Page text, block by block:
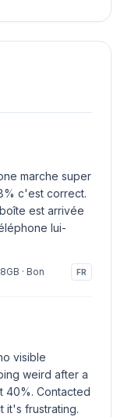
marche super
c'est correct.
est arrivée
lui-
· Bon FR
visible
weird after a
Contacted
it's frustrating.